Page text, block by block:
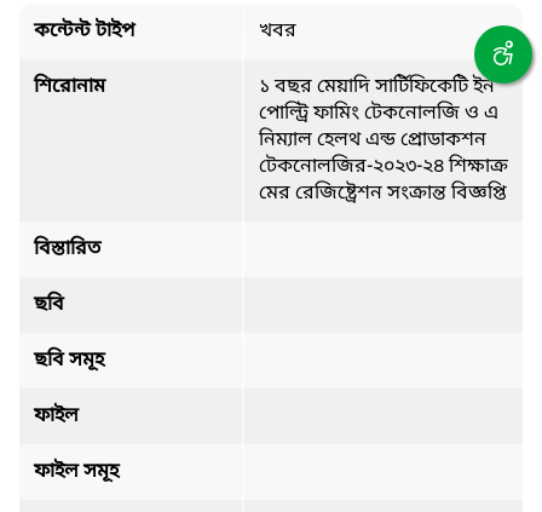
কন্টেন্ট টাইপ খবর
শিরোনাম
১ বছর মেয়াদি সার্টিফিকেটি ইন
পোল্ট্রি ফামিং টেকনোলজি ও এ
নিম্যাল হেলথ এন্ড প্রোডাকশন
টেকনোলজির-২০২৩-২৪ শিক্ষাক্র
মের রেজিষ্ট্রেশন সংক্রান্ত বিজ্ঞপ্তি
বিস্তারিত
ছবি
ছবি সমূহ
ফাইল
ফাইল সমূহ